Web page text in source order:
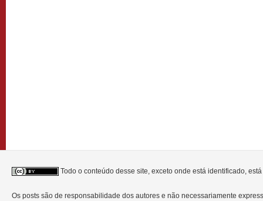
Todo o conteúdo desse site, exceto onde está identificado,
Os posts são de responsabilidade dos autores e não necessariamente